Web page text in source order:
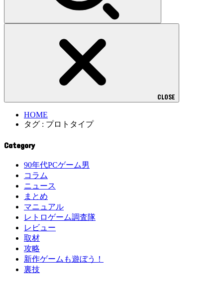
CLOSE
HOME
タグ : プロトタイプ
Category
90年代PCゲーム男
コラム
ニュース
まとめ
マニュアル
レトロゲーム調査隊
レビュー
取材
攻略
新作ゲームも遊ぼう！
裏技